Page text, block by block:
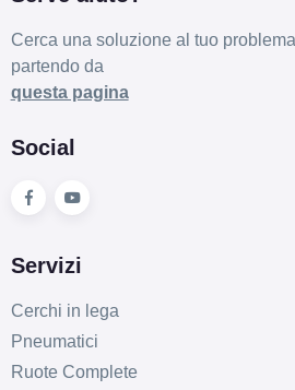
Cerca una soluzione al tuo
partendo da
questa pagina
Social
Servizi
Cerchi in lega
Pneumatici
Ruote Complete